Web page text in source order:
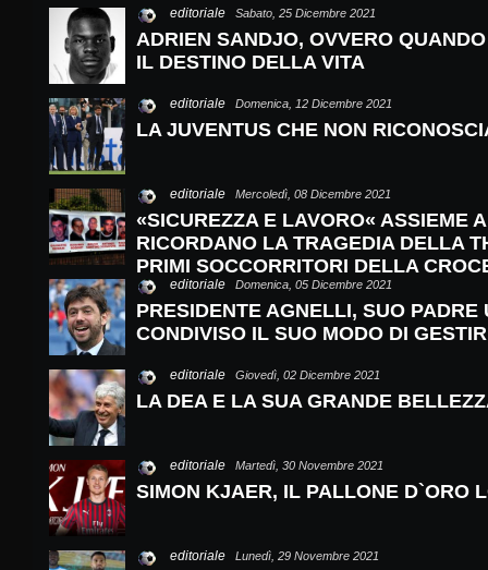
editoriale Sabato, 25 Dicembre 2021
ADRIEN SANDJO, OVVERO
IL DESTINO DELLA VITA
editoriale Domenica, 12 Dicembre 2021
LA JUVENTUS CHE NON
editoriale Mercoledì, 08 Dicembre 2021
«SICUREZZA E LAVORO« ASSIEME
RICORDANO LA TRAGEDIA DELLA
PRIMI SOCCORRITORI DELLA
editoriale Domenica, 05 Dicembre 2021
PRESIDENTE AGNELLI, SUO PADRE
CONDIVISO IL SUO MODO DI
editoriale Giovedì, 02 Dicembre 2021
LA DEA E LA SUA GRANDE
editoriale Martedì, 30 Novembre 2021
SIMON KJAER, IL PALLONE D`ORO
editoriale Lunedì, 29 Novembre 2021